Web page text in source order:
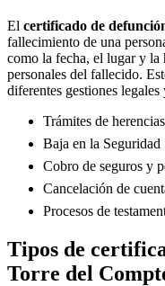
El certificado de
fallecimiento de una
como la fecha, el lugar y la
personales del fallecido.
diferentes gestiones
Trámites de
Baja en la
Cobro de seguros y
Cancelación de
Procesos de
Tipos de
Torre del